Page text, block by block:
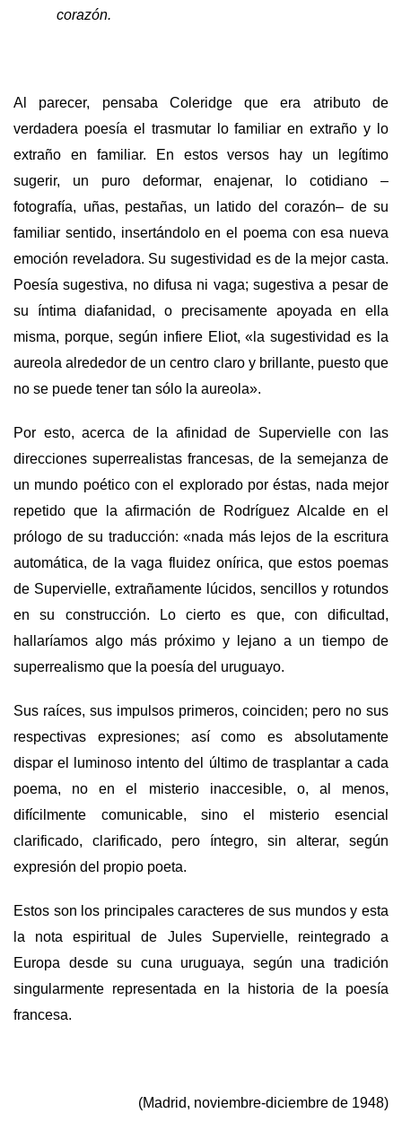
corazón.
Al parecer, pensaba Coleridge que era atributo de
verdadera poesía el trasmutar lo familiar en extraño y lo
extraño en familiar. En estos versos hay un legítimo
sugerir, un puro deformar, enajenar, lo cotidiano –
fotografía, uñas, pestañas, un latido del corazón– de su
familiar sentido, insertándolo en el poema con esa nueva
emoción reveladora. Su sugestividad es de la mejor casta.
Poesía sugestiva, no difusa ni vaga; sugestiva a pesar de
su íntima diafanidad, o precisamente apoyada en ella
misma, porque, según infiere Eliot, «la sugestividad es la
aureola alrededor de un centro claro y brillante, puesto que
no se puede tener tan sólo la aureola».
Por esto, acerca de la afinidad de Supervielle con las
direcciones superrealistas francesas, de la semejanza de
un mundo poético con el explorado por éstas, nada mejor
repetido que la afirmación de Rodríguez Alcalde en el
prólogo de su traducción: «nada más lejos de la escritura
automática, de la vaga fluidez onírica, que estos poemas
de Supervielle, extrañamente lúcidos, sencillos y rotundos
en su construcción. Lo cierto es que, con dificultad,
hallaríamos algo más próximo y lejano a un tiempo de
superrealismo que la poesía del uruguayo.
Sus raíces, sus impulsos primeros, coinciden; pero no sus
respectivas expresiones; así como es absolutamente
dispar el luminoso intento del último de trasplantar a cada
poema, no en el misterio inaccesible, o, al menos,
difícilmente comunicable, sino el misterio esencial
clarificado, clarificado, pero íntegro, sin alterar, según
expresión del propio poeta.
Estos son los principales caracteres de sus mundos y esta
la nota espiritual de Jules Supervielle, reintegrado a
Europa desde su cuna uruguaya, según una tradición
singularmente representada en la historia de la poesía
francesa.
(Madrid, noviembre-diciembre de 1948)